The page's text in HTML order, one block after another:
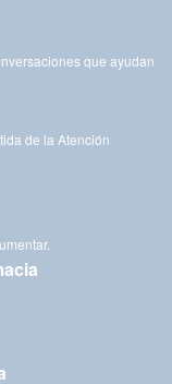
que ayudan
de la Atención